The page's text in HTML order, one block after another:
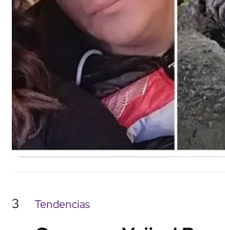
3 Tendencias